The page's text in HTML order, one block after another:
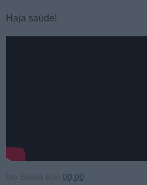
Haja saúde!
Ivo Sousa à(s) 00:00